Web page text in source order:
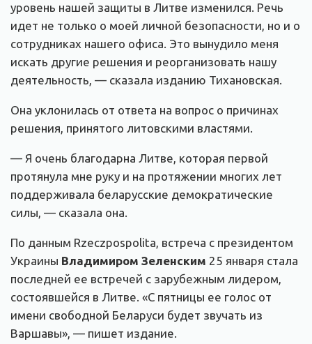
уровень нашей защиты в Литве изменился. Речь
идет не только о моей личной безопасности, но и о
сотрудниках нашего офиса. Это вынудило меня
искать другие решения и реорганизовать нашу
деятельность, — сказала изданию Тихановская.
Она уклонилась от ответа на вопрос о причинах
решения, принятого литовскими властями.
— Я очень благодарна Литве, которая первой
протянула мне руку и на протяжении многих лет
поддерживала беларусские демократические
силы, — сказала она.
По данным Rzeczpospolita, встреча с президентом
Украины Владимиром Зеленским 25 января стала
последней ее встречей с зарубежным лидером,
состоявшейся в Литве. «С пятницы ее голос от
имени свободной Беларуси будет звучать из
Варшавы», — пишет издание.